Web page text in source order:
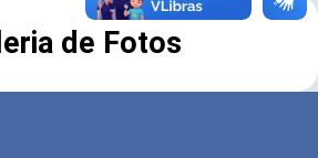
de Fotos